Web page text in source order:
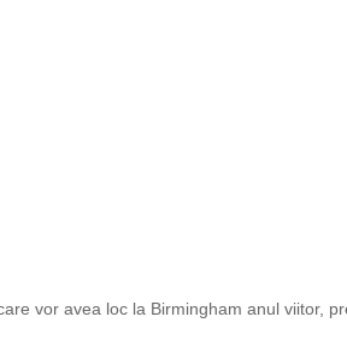
vor avea loc la Birmingham anul viitor,